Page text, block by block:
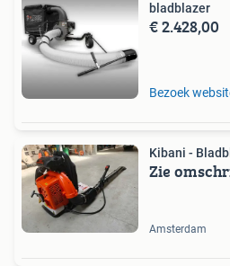
bladblazer
€ 2.428,00
Bezoek
Kibani -
Zie
Amsterdam